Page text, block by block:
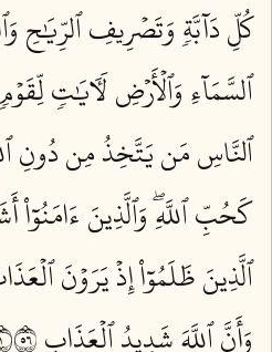
كُلِّ دَآبَّةٖ وَتَصۡرِيفِ ٱلرِّيَٰحِ
ٱلسَّمَآءِ وَٱلۡأَرۡضِ لَأٓيَٰتٖ لِّقَوۡمٖ
ٱلنَّاسِ مَن يَتَّخِذُ مِن دُونِ
كَحُبِّ ٱللَّهِۖ وَٱلَّذِينَ ءَامَنُوٓاْ
ٱلَّذِينَ ظَلَمُوٓاْ إِذۡ يَرَوۡنَ
وَأَنَّ ٱللَّهَ شَدِيدُ ٱلۡعَذَابِ ١٦٥